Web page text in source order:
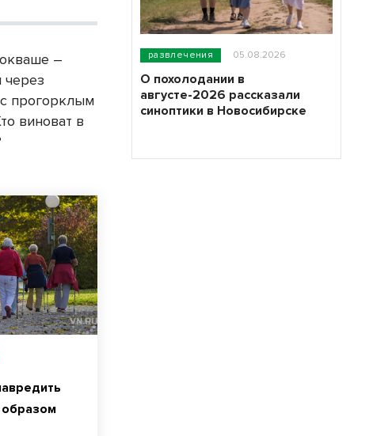
–
через
прогорклым
виноват в
развлечения 05.08.2026
О похолодании в
августе-2026 рассказали
синоптики в Новосибирске